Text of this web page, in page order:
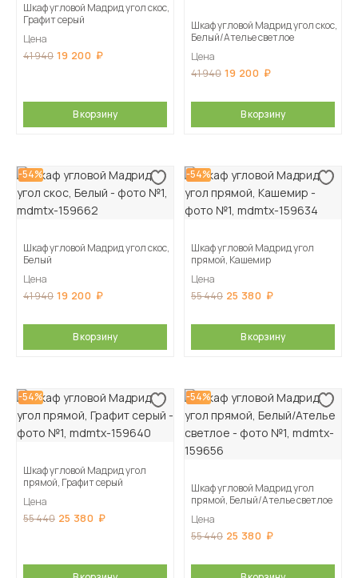
Шкаф угловой Мадрид угол скос,
Графит серый
Цена
41 940 19 200
В корзину
Шкаф угловой Мадрид угол скос,
Белый/Ателье светлое
Цена
41 940 19 200
В корзину
-54%
Шкаф угловой Мадрид угол скос,
Белый
Цена
41 940 19 200
В корзину
-54%
Шкаф угловой Мадрид угол
прямой, Кашемир
Цена
55 440 25 380
В корзину
-54%
Шкаф угловой Мадрид угол
прямой, Графит серый
Цена
55 440 25 380
-54%
Шкаф угловой Мадрид угол
прямой, Белый/Ателье светлое
Цена
55 440 25 380